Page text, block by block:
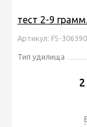
тест 2-9
Артикул: FS-306390
Тип удилища